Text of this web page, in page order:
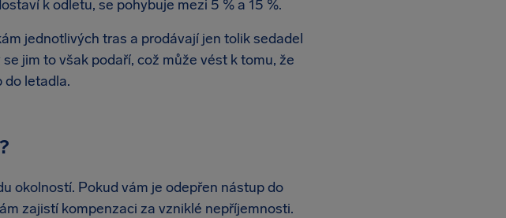
k odletu, se pohybuje mezi 5 % a 15 %.
jednotlivých tras a prodávají jen tolik sedadel
jim to však podaří, což může vést k tomu, že
do letadla.
okolností. Pokud vám je odepřen nástup do
zajistí kompenzaci za vzniklé nepříjemnosti.